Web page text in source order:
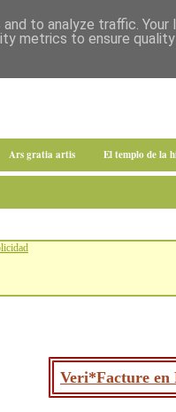
Ars gratia artis El templo de la
Veri*Facture en
to analyze traffic. Your
metrics to ensure